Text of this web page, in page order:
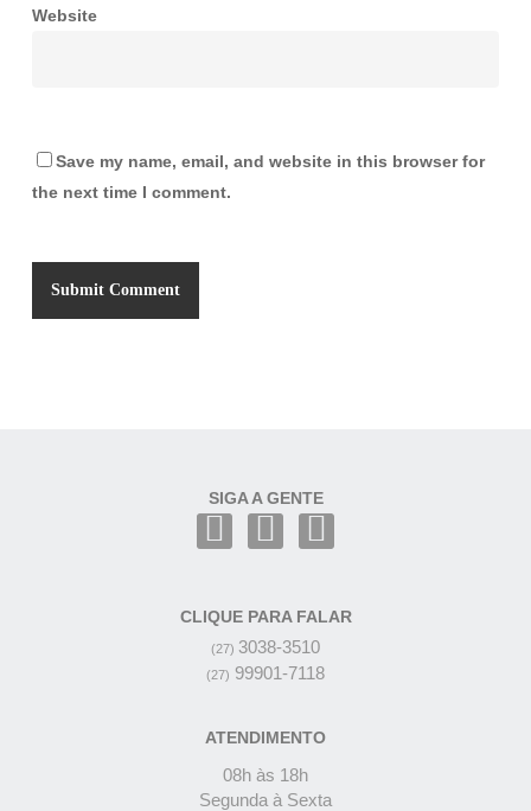
Website
Save my name, email, and website in this browser for
the next time I comment.
SIGA A GENTE
CLIQUE PARA FALAR
(27) 3038-3510
(27) 99901-7118
ATENDIMENTO
08h às 18h
Segunda à Sexta